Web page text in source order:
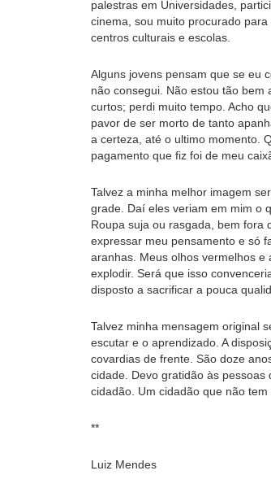
palestras em Universidades,
cinema, sou muito procurado
centros culturais e escolas.
Alguns jovens pensam que se eu
não consegui. Não estou tão bem
curtos; perdi muito tempo. Acho
pavor de ser morto de tanto
a certeza, até o ultimo momento.
pagamento que fiz foi de meu
Talvez a minha melhor imagem
grade. Daí eles veriam em mim o
Roupa suja ou rasgada, bem fora
expressar meu pensamento e só
aranhas. Meus olhos vermelhos e
explodir. Será que isso
disposto a sacrificar a pouca
Talvez minha mensagem original
escutar e o aprendizado. A
covardias de frente. São doze
cidade. Devo gratidão às
cidadão. Um cidadão que não
**
Luiz Mendes